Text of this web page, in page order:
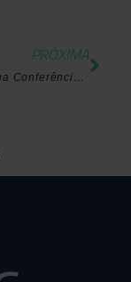
PRÓXIMA
Premiação na Conferência Global de Líderes 2018